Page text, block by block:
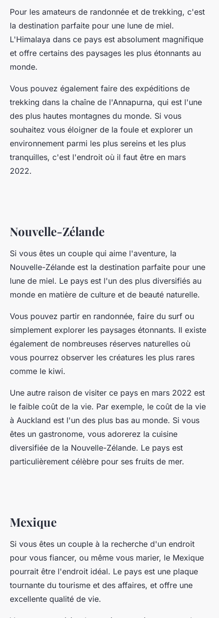
Pour les amateurs de randonnée et de trekking, c'est
la destination parfaite pour une lune de miel.
L'Himalaya dans ce pays est absolument magnifique
et offre certains des paysages les plus étonnants au
monde.
Vous pouvez également faire des expéditions de
trekking dans la chaîne de l'Annapurna, qui est l'une
des plus hautes montagnes du monde. Si vous
souhaitez vous éloigner de la foule et explorer un
environnement parmi les plus sereins et les plus
tranquilles, c'est l'endroit où il faut être en mars
2022.
Nouvelle-Zélande
Si vous êtes un couple qui aime l'aventure, la
Nouvelle-Zélande est la destination parfaite pour une
lune de miel. Le pays est l'un des plus diversifiés au
monde en matière de culture et de beauté naturelle.
Vous pouvez partir en randonnée, faire du surf ou
simplement explorer les paysages étonnants. Il existe
également de nombreuses réserves naturelles où
vous pourrez observer les créatures les plus rares
comme le kiwi.
Une autre raison de visiter ce pays en mars 2022 est
le faible coût de la vie. Par exemple, le coût de la vie
à Auckland est l'un des plus bas au monde. Si vous
êtes un gastronome, vous adorerez la cuisine
diversifiée de la Nouvelle-Zélande. Le pays est
particulièrement célèbre pour ses fruits de mer.
Mexique
Si vous êtes un couple à la recherche d'un endroit
pour vous fiancer, ou même vous marier, le Mexique
pourrait être l'endroit idéal. Le pays est une plaque
tournante du tourisme et des affaires, et offre une
excellente qualité de vie.